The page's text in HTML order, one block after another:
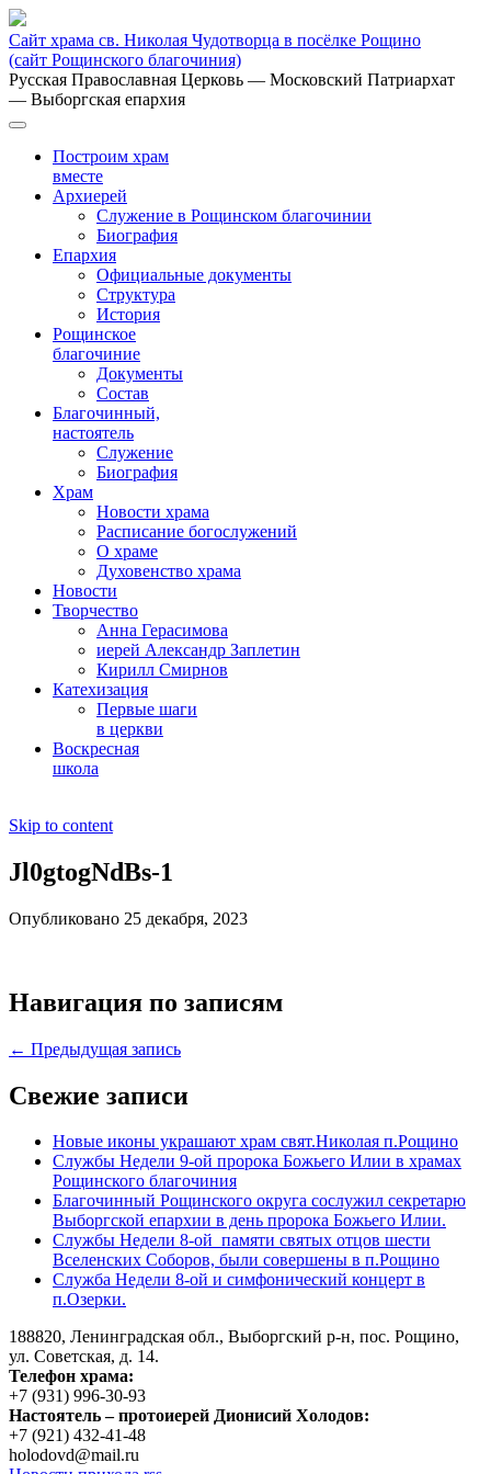
Сайт храма св. Николая Чудотворца в посёлке Рощино
(сайт Рощинского благочиния)
Русская Православная Церковь — Московский Патриархат
— Выборгская епархия
Построим храм
вместе
Архиерей
Служение в Рощинском благочинии
Биография
Епархия
Официальные документы
Структура
История
Рощинское
благочиние
Документы
Состав
Благочинный,
настоятель
Служение
Биография
Храм
Новости храма
Расписание богослужений
О храме
Духовенство храма
Новости
Творчество
Анна Герасимова
иерей Александр Заплетин
Кирилл Смирнов
Катехизация
Первые шаги
в церкви
Воскресная
школа
Skip to content
Jl0gtogNdBs-1
Опубликовано 25 декабря, 2023
Навигация по записям
← Предыдущая запись
Свежие записи
Новые иконы украшают храм свят.Николая п.Рощино
Службы Недели 9-ой пророка Божьего Илии в храмах
Рощинского благочиния
Благочинный Рощинского округа сослужил секретарю
Выборгской епархии в день пророка Божьего Илии.
Службы Недели 8-ой памяти святых отцов шести
Вселенских Соборов, были совершены в п.Рощино
Служба Недели 8-ой и симфонический концерт в
п.Озерки.
188820, Ленинградская обл., Выборгский р-н, пос. Рощино,
ул. Советская, д. 14.
Телефон храма:
+7 (931) 996-30-93
Настоятель – протоиерей Дионисий Холодов:
+7 (921) 432-41-48
holodovd@mail.ru